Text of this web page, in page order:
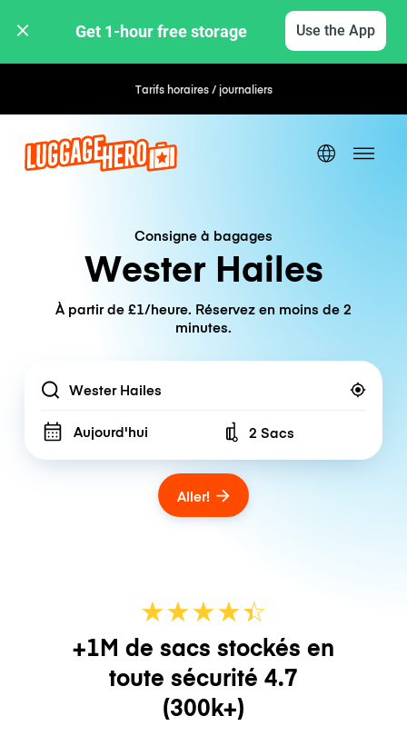
Get 1-hour free storage Use the App
Tarifs horaires / journaliers
Consigne à bagages
Wester Hailes
À partir de £1/heure. Réservez en moins de 2
minutes.
Location
Aujourd'hui Number of bags
2 Sacs
Aller!
★★★★☆
★
+1M de sacs stockés en
toute sécurité 4.7
(300k+)